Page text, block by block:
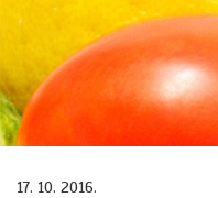
17. 10. 2016.